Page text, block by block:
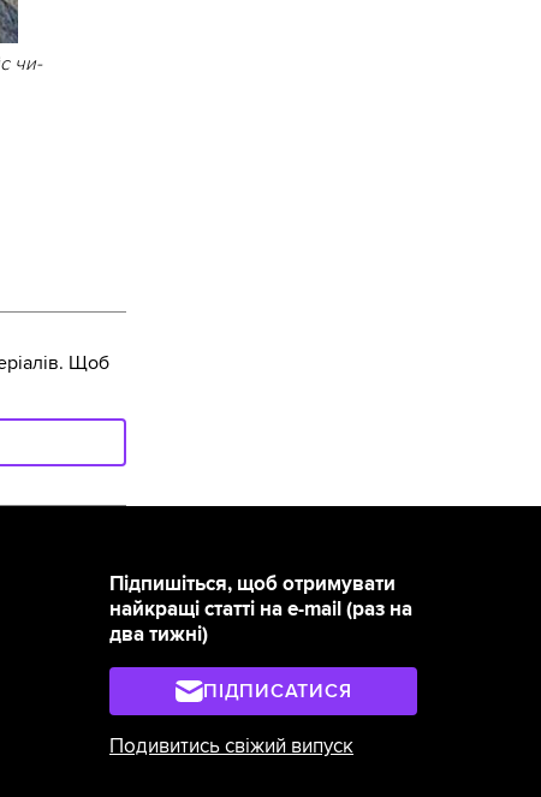
чи-
Щоб
Підпишіться, щоб отримувати
найкращі статті на e-mail (раз на
два тижні)
ПІДПИСАТИСЯ
Подивитись свіжий випуск